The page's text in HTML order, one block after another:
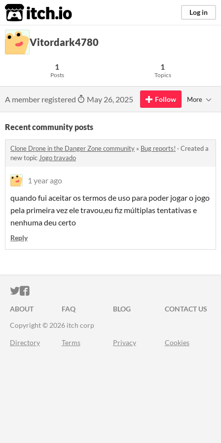
itch.io Log in
Vitordark4780
1
Posts
1
Topics
A member registered May 26, 2025 Follow More
Recent community posts
Clone Drone in the Danger Zone community » Bug reports! · Created a
new topic Jogo travado
1 year ago
quando fui aceitar os termos de uso para poder jogar o jogo
pela primeira vez ele travou,eu fiz múltiplas tentativas e
nenhuma deu certo
Reply
ITCH.IO ON TWITTER
ITCH.IO ON FACEBOOK
ABOUT FAQ BLOG
CONTACT US
Copyright © 2026 itch corp
Directory Terms Privacy Cookies